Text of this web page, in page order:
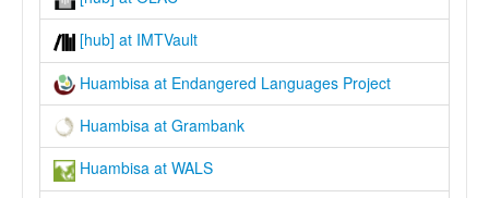
[hub] at IMTVault
Huambisa at Endangered Languages Project
Huambisa at Grambank
Huambisa at WALS